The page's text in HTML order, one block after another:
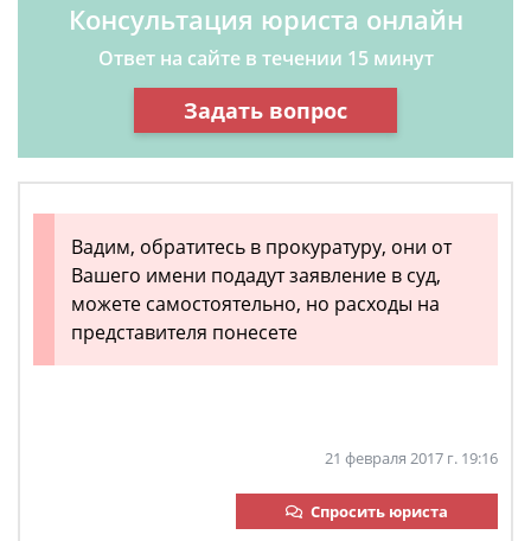
Консультация юриста онлайн
Ответ на сайте в течении 15 минут
Задать вопрос
Вадим, обратитесь в прокуратуру, они от
Вашего имени подадут заявление в суд,
можете самостоятельно, но расходы на
представителя понесете
21 февраля 2017 г. 19:16
Спросить юриста